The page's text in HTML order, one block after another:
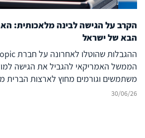
הקרב על הגישה לבינה מלאכותית:
הבא של ישראל
הממשל האמריקאי להגביל את הגישה
משתמשים וגורמים מחוץ לארצות הברית
30/06/26